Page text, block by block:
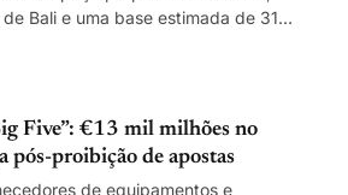
Bali e uma base estimada de 31
país.
Five”: €13 mil milhões no
pós-proibição de apostas
de equipamentos e